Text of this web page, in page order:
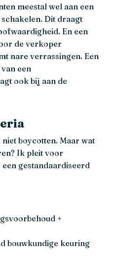
meestal wel aan een
Dit draagt
En een
de verkoper
nare verrassingen. Een
een
ook bij aan de
boycotten. Maar wat
Ik pleit voor
gestandaardiseerd
+
bouwkundige keuring